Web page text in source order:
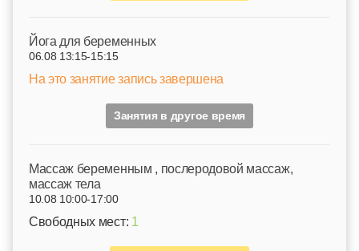
Йога для беременных
06.08 13:15-15:15
На это занятие запись завершена
Занятия в другое время
Mассаж беременным , послеродовой массаж,
массаж тела
10.08 10:00-17:00
Свободных мест: 1